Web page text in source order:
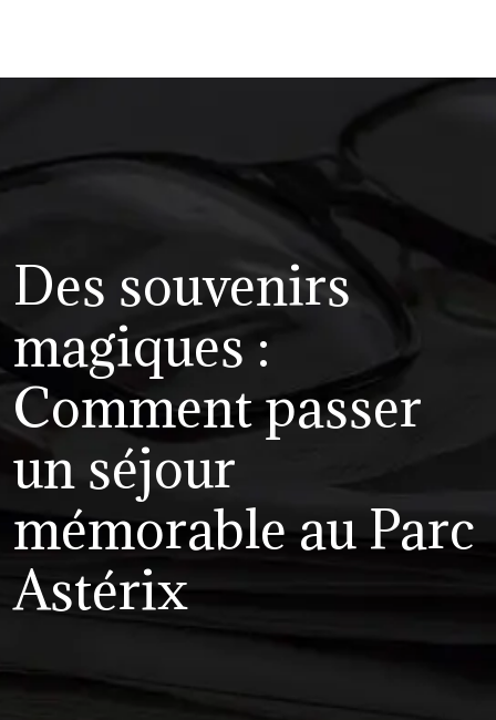
Des souvenirs
magiques :
Comment passer
un séjour
mémorable au Parc
Astérix